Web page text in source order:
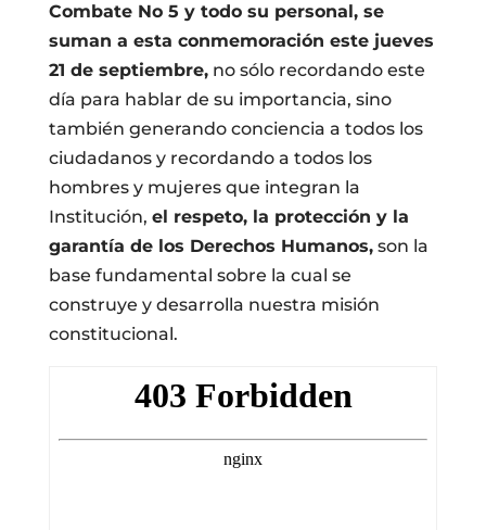
Combate No 5 y todo su personal, se
suman a esta conmemoración este jueves
21 de septiembre,no sólo recordando este
día para hablar de su importancia, sino
también generando conciencia a todos los
ciudadanos y recordando a todos los
hombres y mujeres que integran la
Institución, el respeto, la protección y la
garantía de los Derechos Humanos,son la
base fundamental sobre la cual se
construye y desarrolla nuestra misión
constitucional.